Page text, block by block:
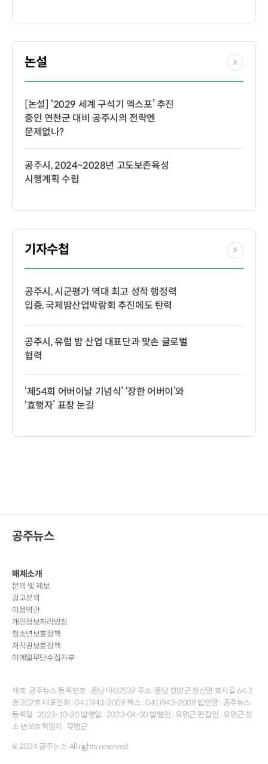
논설
[논설] ‘2029 세계 구석기 엑스포’ 추진
중인 연천군 대비 공주시의 전략엔
문제없나?
공주시, 2024~2028년 고도보존육성
시행계획 수립
기자수첩
공주시, 시군평가 역대 최고 성적 행정력
입증, 국제밤산업박람회 추진에도 탄력
공주시, 유럽 밤 산업 대표단과 맞손 글로벌
협력
‘제54회 어버이날 기념식’ ‘장한 어버이’와
‘효행자’ 표창 눈길
공주뉴스
매체소개
문의 및 제보
광고문의
이용약관
개인정보처리방침
청소년보호정책
저작권보호정책
이메일무단수집거부
제호: 공주뉴스 등록번호 : 충남 아00539 주소: 충남 청양군 청산면 효자길 64, 2
층 202호 대표전화 : 041)943-2009 팩스 : 041)943-2009 법인명 : 공주뉴스
등록일 : 2023-10-30 발행일 : 2023-04-30 발행인 : 유명근 편집인 : 유명근 청
소 년보호책임자 : 유명근
© 2024 공주뉴스. All rights reserved.